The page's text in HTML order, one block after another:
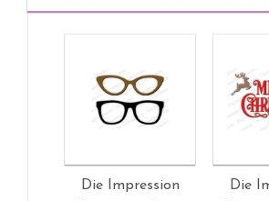
Die Impression
Die